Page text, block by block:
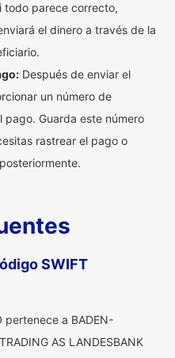
todo parece correcto,
el dinero a través de la
Después de enviar el
un número de
Guarda este número
rastrear el pago o
SWIFT
pertenece a BADEN-
AS LANDESBANK